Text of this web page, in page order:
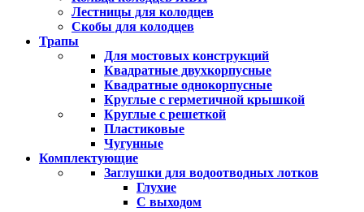
Лестницы для колодцев
Скобы для колодцев
Трапы
Для мостовых конструкций
Квадратные двухкорпусные
Квадратные однокорпусные
Круглые с герметичной крышкой
Круглые с решеткой
Пластиковые
Чугунные
Комплектующие
Заглушки для водоотводных лотков
Глухие
С выходом